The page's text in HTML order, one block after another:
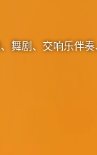
舞剧、交响乐伴